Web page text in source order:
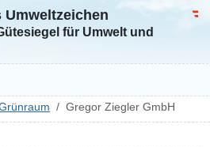
für Umwelt und
Gregor Ziegler GmbH